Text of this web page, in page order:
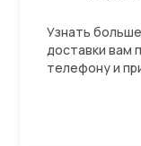
Узнать
доставки вам
телефону и